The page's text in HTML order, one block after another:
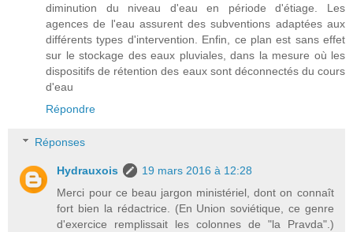
diminution du niveau d'eau en période d'étiage. Les
agences de l'eau assurent des subventions adaptées aux
différents types d'intervention. Enfin, ce plan est sans effet
sur le stockage des eaux pluviales, dans la mesure où les
dispositifs de rétention des eaux sont déconnectés du cours
d'eau
Répondre
Réponses
Hydrauxois
19 mars 2016 à 12:28
Merci pour ce beau jargon ministériel, dont on connaît
fort bien la rédactrice. (En Union soviétique, ce genre
d'exercice remplissait les colonnes de "la Pravda".)